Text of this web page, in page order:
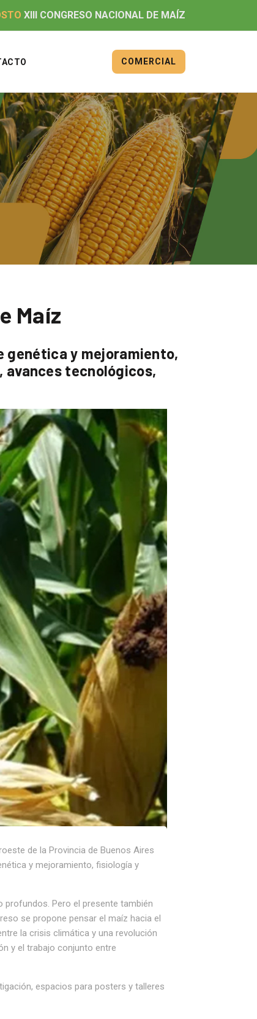
XIII CONGRESO NACIONAL DE MAÍZ
COMERCIAL
Maíz
genética y mejoramiento,
tecnológicos,
de la Provincia de Buenos Aires
y mejoramiento, fisiología y
profundos. Pero el presente también
se propone pensar el maíz hacia el
la crisis climática y una revolución
y el trabajo conjunto entre
espacios para posters y talleres